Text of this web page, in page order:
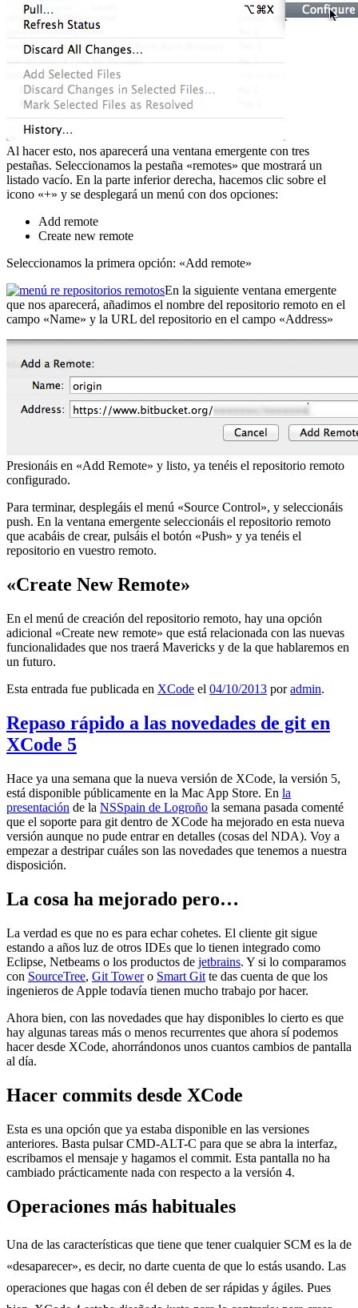
Al hacer esto, nos aparecerá una ventana emergente con tres
pestañas. Seleccionamos la pestaña «remotes» que mostrará un
listado vacío. En la parte inferior derecha, hacemos clic sobre el
icono «+» y se desplegará un menú con dos opciones:
Add remote
Create new remote
Seleccionamos la primera opción: «Add remote»
En la siguiente ventana emergente
que nos aparecerá, añadimos el nombre del repositorio remoto en el
campo «Name» y la URL del repositorio en el campo «Address»
Presionáis en «Add Remote» y listo, ya tenéis el repositorio remoto
configurado.
Para terminar, desplegáis el menú «Source Control», y seleccionáis
push. En la ventana emergente seleccionáis el repositorio remoto
que acabáis de crear, pulsáis el botón «Push» y ya tenéis el
repositorio en vuestro remoto.
«Create New Remote»
En el menú de creación del repositorio remoto, hay una opción
adicional «Create new remote» que está relacionada con las nuevas
funcionalidades que nos traerá Mavericks y de la que hablaremos en
un futuro.
Esta entrada fue publicada en XCode el 04/10/2013 poradmin.
Repaso rápido a las novedades de git en
XCode 5
Hace ya una semana que la nueva versión de XCode, la versión 5,
está disponible públicamente en la Mac App Store. En la
presentación de la NSSpain de Logroño la semana pasada comenté
que el soporte para git dentro de XCode ha mejorado en esta nueva
versión aunque no pude entrar en detalles (cosas del NDA). Voy a
empezar a destripar cuáles son las novedades que tenemos a nuestra
disposición.
La cosa ha mejorado pero…
La verdad es que no es para echar cohetes. El cliente git sigue
estando a años luz de otros IDEs que lo tienen integrado como
Eclipse, Netbeams o los productos de jetbrains. Y si lo comparamos
con SourceTree, Git Towero Smart Git te das cuenta de que los
ingenieros de Apple todavía tienen mucho trabajo por hacer.
Ahora bien, con las novedades que hay disponibles lo cierto es que
hay algunas tareas más o menos recurrentes que ahora sí podemos
hacer desde XCode, ahorrándonos unos cuantos cambios de pantalla
al día.
Hacer commits desde XCode
Esta es una opción que ya estaba disponible en las versiones
anteriores. Basta pulsar CMD-ALT-C para que se abra la interfaz,
escribamos el mensaje y hagamos el commit. Esta pantalla no ha
cambiado prácticamente nada con respecto a la versión 4.
Operaciones más habituales
Una de las características que tiene que tener cualquier SCM es la de
«desaparecer», es decir, no darte cuenta de que lo estás usando. Las
operaciones que hagas con él deben de ser rápidas y ágiles. Pues